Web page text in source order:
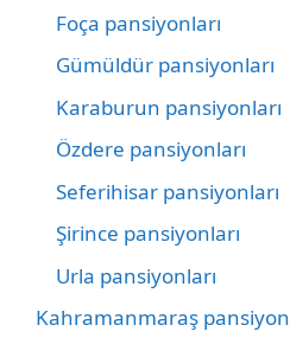
Foça pansiyonları
Gümüldür pansiyonları
Karaburun pansiyonları
Özdere pansiyonları
Seferihisar pansiyonları
Şirince pansiyonları
Urla pansiyonları
Kahramanmaraş pansiyon